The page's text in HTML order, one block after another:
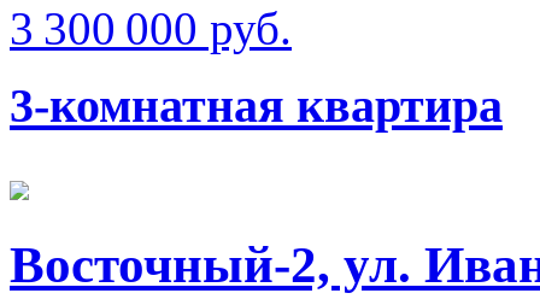
3 300 000 руб.
3-комнатная квартира
Восточный-2, ул.